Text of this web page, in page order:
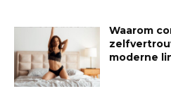
Waarom
moderne